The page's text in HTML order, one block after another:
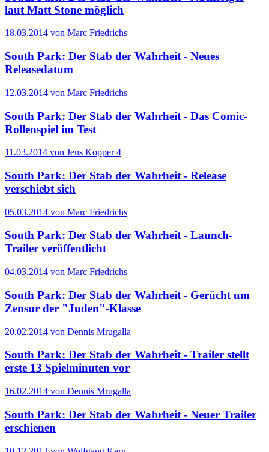
laut Matt Stone möglich
18.03.2014 von Marc Friedrichs
South Park: Der Stab der Wahrheit - Neues
Releasedatum
12.03.2014 von Marc Friedrichs
South Park: Der Stab der Wahrheit - Das Comic-
Rollenspiel im Test
11.03.2014 von Jens Kopper4
South Park: Der Stab der Wahrheit - Release
verschiebt sich
05.03.2014 von Marc Friedrichs
South Park: Der Stab der Wahrheit - Launch-
Trailer veröffentlicht
04.03.2014 von Marc Friedrichs
South Park: Der Stab der Wahrheit - Gerücht um
Zensur der "Juden"-Klasse
20.02.2014 von Dennis Mrugalla
South Park: Der Stab der Wahrheit - Trailer stellt
erste 13 Spielminuten vor
16.02.2014 von Dennis Mrugalla
South Park: Der Stab der Wahrheit - Neuer Trailer
erschienen